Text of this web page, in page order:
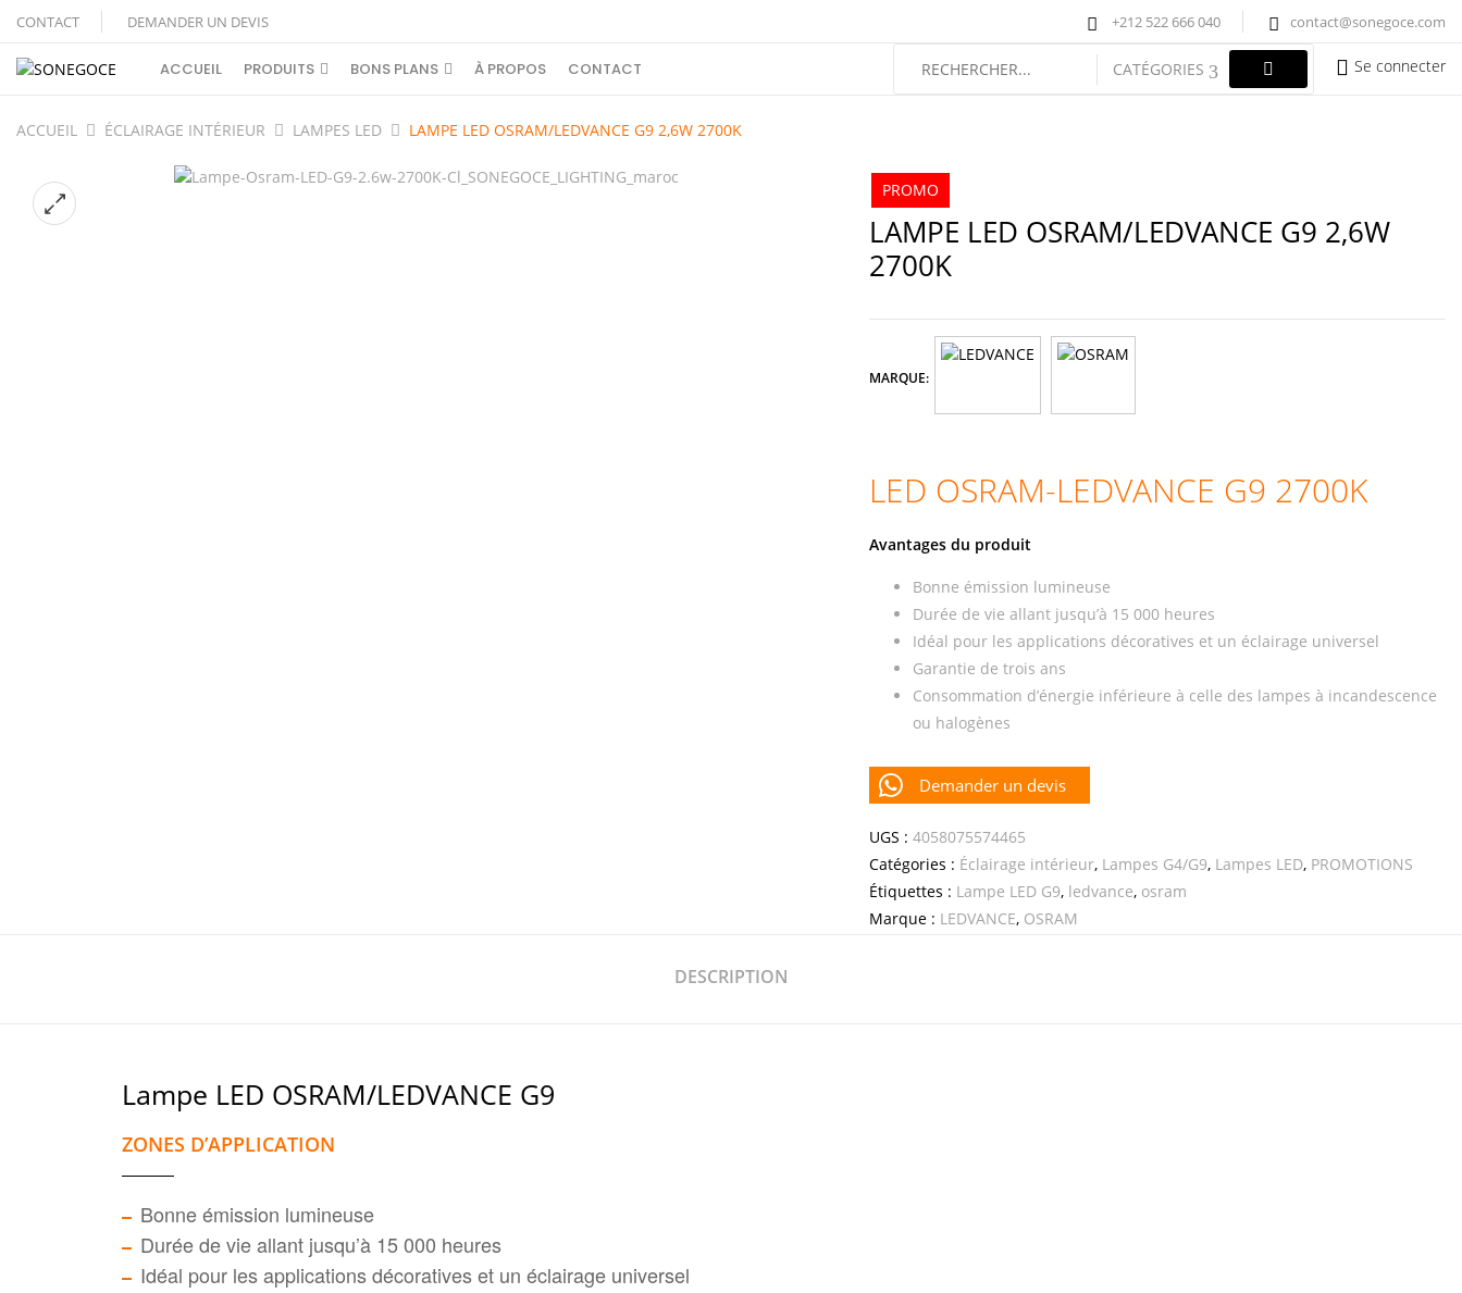
CONTACT DEMANDER UN DEVIS +212 522 666 040 contact@sonegoce.com
ACCUEIL PRODUITS BONS PLANS À PROPOS CONTACT CATÉGORIES Se connecter
ACCUEIL ÉCLAIRAGE INTÉRIEUR LAMPES LED LAMPE LED OSRAM/LEDVANCE G9 2,6W 2700K
PROMO
LAMPE LED OSRAM/LEDVANCE G9 2,6W
2700K
MARQUE:
LED OSRAM-LEDVANCE G9 2700K
Avantages du produit
Bonne émission lumineuse
Durée de vie allant jusqu’à 15 000 heures
Idéal pour les applications décoratives et un éclairage universel
Garantie de trois ans
Consommation d’énergie inférieure à celle des lampes à incandescence
ou halogènes
Demander un devis
UGS : 4058075574465
Catégories : Éclairage intérieur, Lampes G4/G9, Lampes LED, PROMOTIONS
Étiquettes : Lampe LED G9, ledvance, osram
Marque : LEDVANCE, OSRAM
DESCRIPTION
Lampe LED OSRAM/LEDVANCE G9
ZONES D’APPLICATION
Bonne émission lumineuse
Durée de vie allant jusqu’à 15 000 heures
Idéal pour les applications décoratives et un éclairage universel